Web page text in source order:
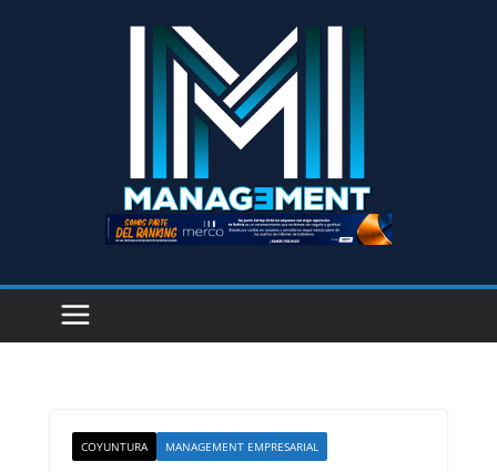
COYUNTURA MANAGEMENT EMPRESARIAL